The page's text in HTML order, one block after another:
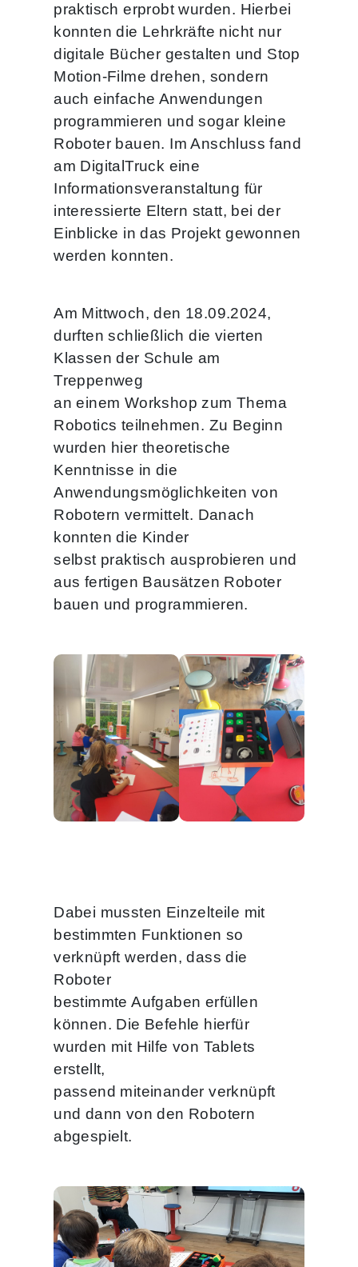
praktisch erprobt wurden. Hierbei
konnten die Lehrkräfte nicht nur
digitale Bücher gestalten und Stop
Motion-Filme drehen, sondern
auch einfache Anwendungen
programmieren und sogar kleine
Roboter bauen. Im Anschluss fand
am DigitalTruck eine
Informationsveranstaltung für
interessierte Eltern statt, bei der
Einblicke in das Projekt gewonnen
werden konnten.
Am Mittwoch, den 18.09.2024,
durften schließlich die vierten
Klassen der Schule am
Treppenweg
an einem Workshop zum Thema
Robotics teilnehmen. Zu Beginn
wurden hier theoretische
Kenntnisse in die
Anwendungsmöglichkeiten von
Robotern vermittelt. Danach
konnten die Kinder
selbst praktisch ausprobieren und
aus fertigen Bausätzen Roboter
bauen und programmieren.
Dabei mussten Einzelteile mit
bestimmten Funktionen so
verknüpft werden, dass die
Roboter
bestimmte Aufgaben erfüllen
können. Die Befehle hierfür
wurden mit Hilfe von Tablets
erstellt,
passend miteinander verknüpft
und dann von den Robotern
abgespielt.